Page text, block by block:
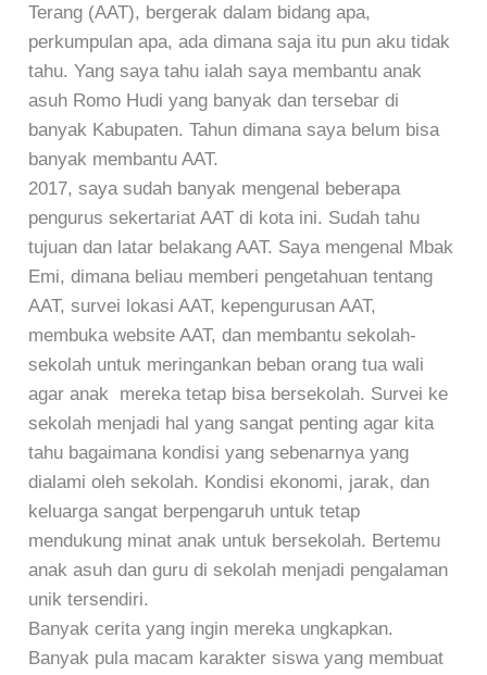
Terang (AAT), bergerak dalam bidang apa,
perkumpulan apa, ada dimana saja itu pun aku tidak
tahu. Yang saya tahu ialah saya membantu anak
asuh Romo Hudi yang banyak dan tersebar di
banyak Kabupaten. Tahun dimana saya belum bisa
banyak membantu AAT.
2017, saya sudah banyak mengenal beberapa
pengurus sekertariat AAT di kota ini. Sudah tahu
tujuan dan latar belakang AAT. Saya mengenal Mbak
Emi, dimana beliau memberi pengetahuan tentang
AAT, survei lokasi AAT, kepengurusan AAT,
membuka website AAT, dan membantu sekolah-
sekolah untuk meringankan beban orang tua wali
agar anak mereka tetap bisa bersekolah. Survei ke
sekolah menjadi hal yang sangat penting agar kita
tahu bagaimana kondisi yang sebenarnya yang
dialami oleh sekolah. Kondisi ekonomi, jarak, dan
keluarga sangat berpengaruh untuk tetap
mendukung minat anak untuk bersekolah. Bertemu
anak asuh dan guru di sekolah menjadi pengalaman
unik tersendiri.
Banyak cerita yang ingin mereka ungkapkan.
Banyak pula macam karakter siswa yang membuat